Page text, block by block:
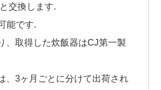
交換します.⠀
能です.⠀
、取得した炊飯器はCJ第一製
、3ヶ月ごとに分けて出荷され